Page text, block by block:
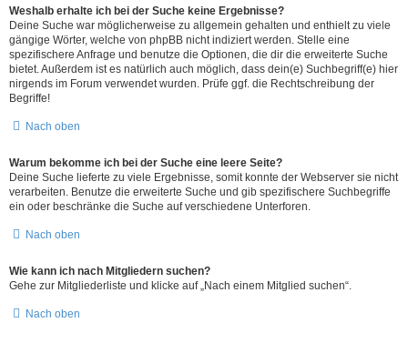
Weshalb erhalte ich bei der Suche keine Ergebnisse?
Deine Suche war möglicherweise zu allgemein gehalten und enthielt zu viele
gängige Wörter, welche von phpBB nicht indiziert werden. Stelle eine
spezifischere Anfrage und benutze die Optionen, die dir die erweiterte Suche
bietet. Außerdem ist es natürlich auch möglich, dass dein(e) Suchbegriff(e) hier
nirgends im Forum verwendet wurden. Prüfe ggf. die Rechtschreibung der
Begriffe!
Nach oben
Warum bekomme ich bei der Suche eine leere Seite?
Deine Suche lieferte zu viele Ergebnisse, somit konnte der Webserver sie nicht
verarbeiten. Benutze die erweiterte Suche und gib spezifischere Suchbegriffe
ein oder beschränke die Suche auf verschiedene Unterforen.
Nach oben
Wie kann ich nach Mitgliedern suchen?
Gehe zur Mitgliederliste und klicke auf „Nach einem Mitglied suchen“.
Nach oben